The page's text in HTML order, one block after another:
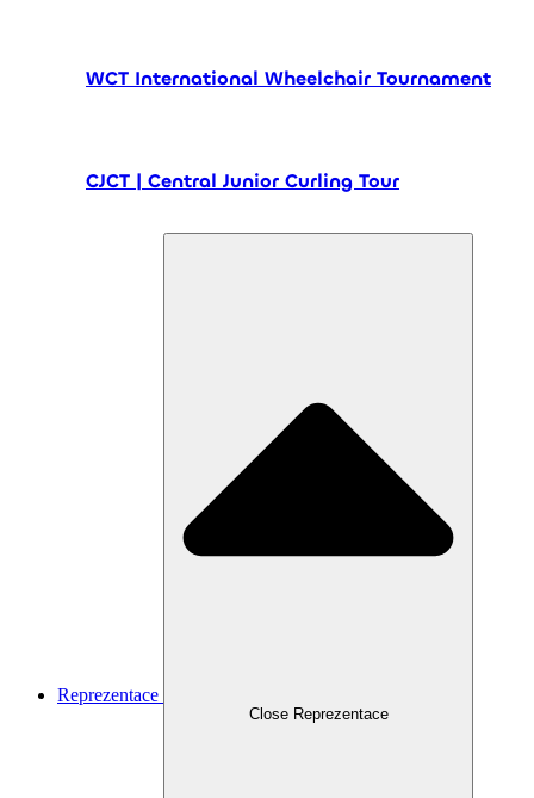
WCT International Wheelchair Tournament
CJCT | Central Junior Curling Tour
Reprezentace
Close Reprezentace